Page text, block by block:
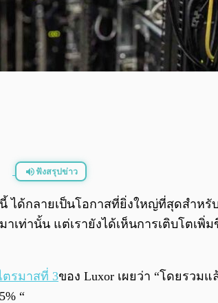
ฟังสรุปข่าว
ได้กลายเป็นโอกาสที่ยิ่งใหญ่ที่สุดสำหรั
เท่านั้น แต่เรายังได้เห็นการเติบโต
ตรมาสที่ 3ของ Luxor เผยว่า “โดยรวม
“